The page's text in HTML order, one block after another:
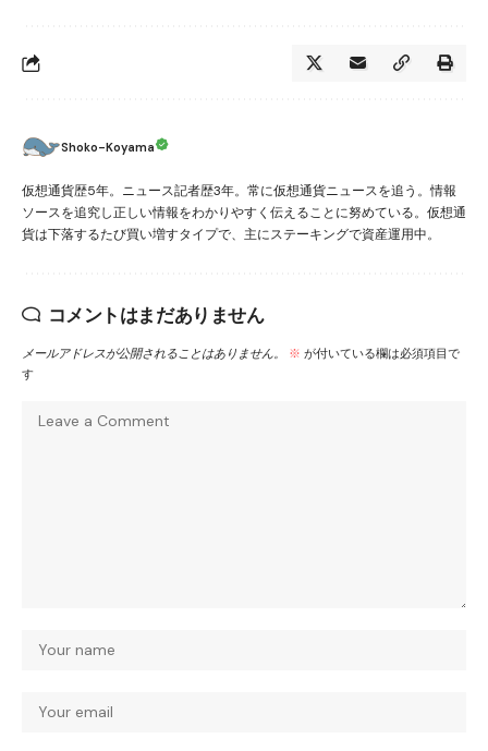
Shoko-Koyama
仮想通貨歴5年。ニュース記者歴3年。常に仮想通貨ニュースを追う。情報
ソースを追究し正しい情報をわかりやすく伝えることに努めている。仮想通
貨は下落するたび買い増すタイプで、主にステーキングで資産運用中。
コメントはまだありません
メールアドレスが公開されることはありません。 ※ が付いている欄は必須項目で
す